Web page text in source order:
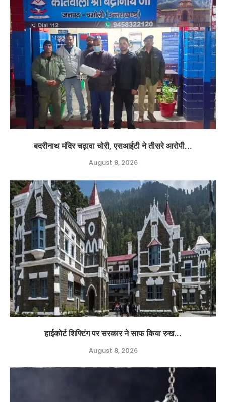
बदरीनाथ मंदिर चढ़ावा चोरी, एसआईटी ने तीसरे आरोपी...
August 8, 2026
हाईकोर्ट शिफ्टिंग पर सरकार ने साफ किया रुख...
August 8, 2026